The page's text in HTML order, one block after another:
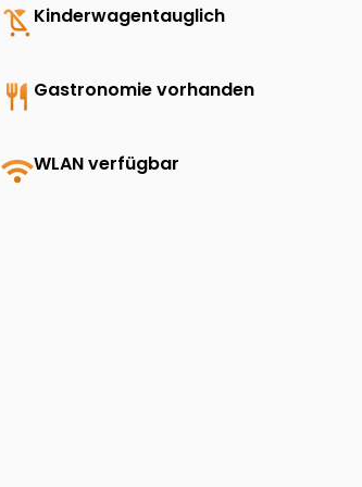
child_friendly Kinderwagentauglich
restaurant Gastronomie vorhanden
wifiWLAN verfügbar